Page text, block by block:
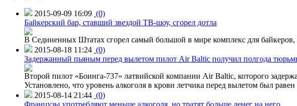
2015-09-09 16:09 (0)
Байкерский бар, ставший звездой ТВ-шоу, сгорел дотла
В Сединенных Штатах сгорел самый большой в мире комплекс для
2015-08-18 11:24 (0)
Задержанный пьяным перед вылетом пилот Air Baltic получил полгода
Второй пилот «Боинга-737» латвийской компании Air Baltic, которого
Установлено, что уровень алкоголя в крови летчика перед вылетом был
2015-08-14 21:44 (0)
Французы употребляют меньше алкоголя, но тратят больше денег на него